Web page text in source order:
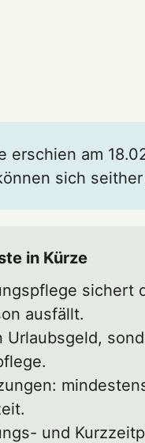
erschien am
sich
in Kürze
sichert
ausfällt.
Urlaubsgeld,
und